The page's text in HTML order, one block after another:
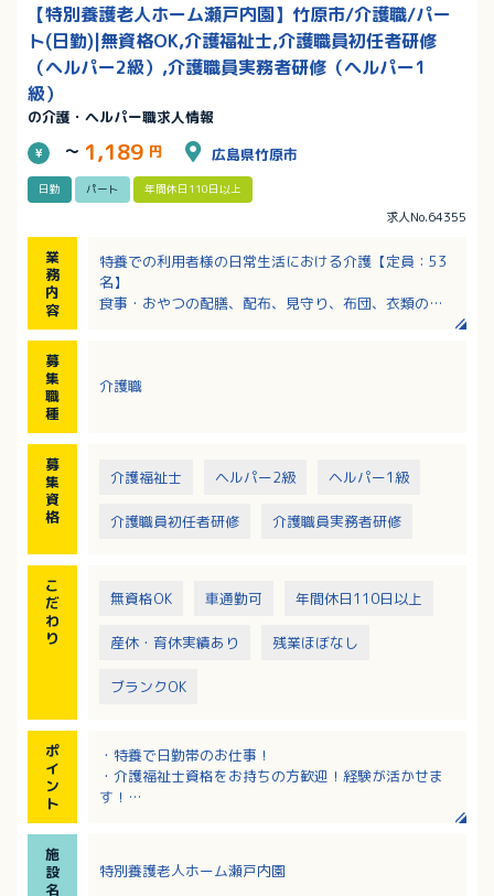
【特別養護老人ホーム瀬戸内園】竹原市/介護職/パー
ト(日勤)|無資格OK,介護福祉士,介護職員初任者研修
（ヘルパー2級）,介護職員実務者研修（ヘルパー1
級）
の介護・ヘルパー職求人情報
～ 1,189 円 広島県竹原市
日勤 パート 年間休日110日以上
求人No.64355
業
務
内
容
特養での利用者様の日常生活における介護【定員：53
名】
食事・おやつの配膳、配布、見守り、布団、衣類の天
募
集
職
種
介護職
募
集
資
格
介護福祉士 ヘルパー2級 ヘルパー1級
介護職員初任者研修 介護職員実務者研修
こ
だ
わ
り
無資格OK 車通勤可 年間休日110日以上
産休・育休実績あり 残業ほぼなし
ブランクOK
ポ
イ
ン
ト
・特養で日勤帯のお仕事！
・介護福祉士資格をお持ちの方歓迎！経験が活かせま
す！
・長く勤務される職員さんが多く安定的に勤務ができ
ます！
施
設
名
特別養護老人ホーム瀬戸内園